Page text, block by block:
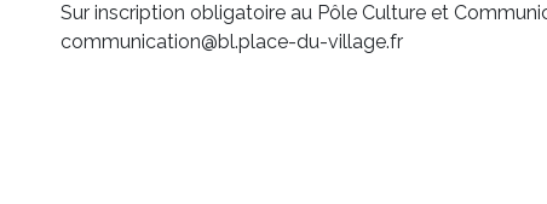
Sur inscription obligatoire au Pôle Culture et
communication@bl.place-du-village.fr